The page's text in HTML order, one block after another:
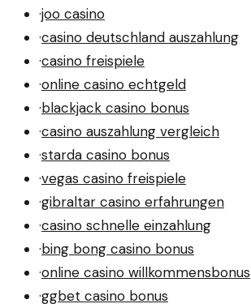
·joo casino
·casino deutschland auszahlung
·casino freispiele
·online casino echtgeld
·blackjack casino bonus
·casino auszahlung vergleich
·starda casino bonus
·vegas casino freispiele
·gibraltar casino erfahrungen
·casino schnelle einzahlung
·bing bong casino bonus
·online casino willkommensbonus
·ggbet casino bonus